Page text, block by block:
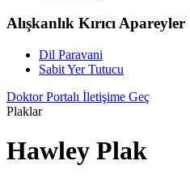
Alışkanlık Kırıcı Apareyler
Dil Paravani
Sabit Yer Tutucu
Doktor Portalı İletişime Geç
Plaklar
Hawley Plak